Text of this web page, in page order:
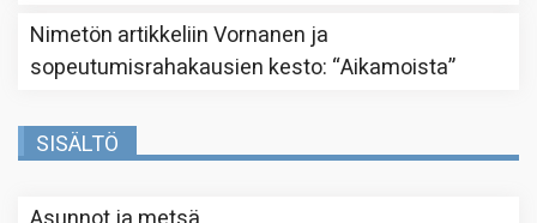
Nimetön artikkeliinVornanen ja
sopeutumisrahakausien kesto: “Aikamoista”
SISÄLTÖ